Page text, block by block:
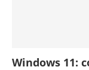
Windows 11: